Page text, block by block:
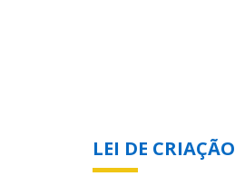
LEI DE CRIAÇÃO